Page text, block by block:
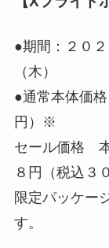
●期間：２０
（木）
●通常本体価
円）※
セール価格
８円（税込３
限定パッケー
す。